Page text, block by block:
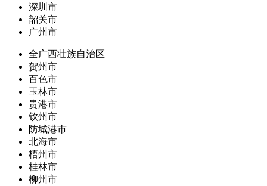
深圳市
韶关市
广州市
全广西壮族自治区
贺州市
百色市
玉林市
贵港市
钦州市
防城港市
北海市
梧州市
桂林市
柳州市